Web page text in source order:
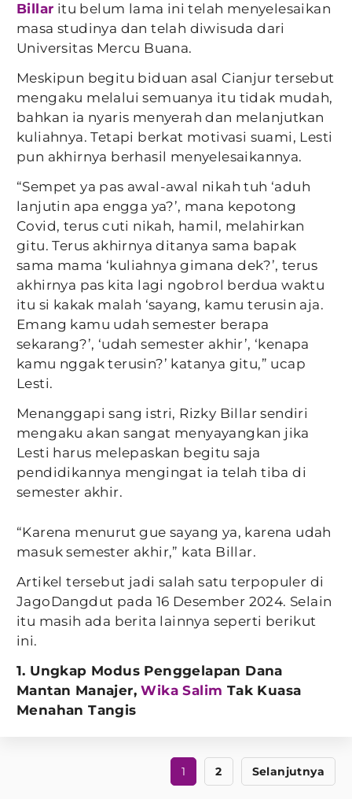
Billar itu belum lama ini telah menyelesaikan
masa studinya dan telah diwisuda dari
Universitas Mercu Buana.
Meskipun begitu biduan asal Cianjur tersebut
mengaku melalui semuanya itu tidak mudah,
bahkan ia nyaris menyerah dan melanjutkan
kuliahnya. Tetapi berkat motivasi suami, Lesti
pun akhirnya berhasil menyelesaikannya.
“Sempet ya pas awal-awal nikah tuh ‘aduh
lanjutin apa engga ya?’, mana kepotong
Covid, terus cuti nikah, hamil, melahirkan
gitu. Terus akhirnya ditanya sama bapak
sama mama ‘kuliahnya gimana dek?’, terus
akhirnya pas kita lagi ngobrol berdua waktu
itu si kakak malah ‘sayang, kamu terusin aja.
Emang kamu udah semester berapa
sekarang?’, ‘udah semester akhir’, ‘kenapa
kamu nggak terusin?’ katanya gitu,” ucap
Lesti.
Menanggapi sang istri, Rizky Billar sendiri
mengaku akan sangat menyayangkan jika
Lesti harus melepaskan begitu saja
pendidikannya mengingat ia telah tiba di
semester akhir.
“Karena menurut gue sayang ya, karena udah
masuk semester akhir,” kata Billar.
Artikel tersebut jadi salah satu terpopuler di
JagoDangdut pada 16 Desember 2024. Selain
itu masih ada berita lainnya seperti berikut
ini.
1. Ungkap Modus Penggelapan Dana
Mantan Manajer,Wika Salim Tak Kuasa
Menahan Tangis
1 2 Selanjutnya